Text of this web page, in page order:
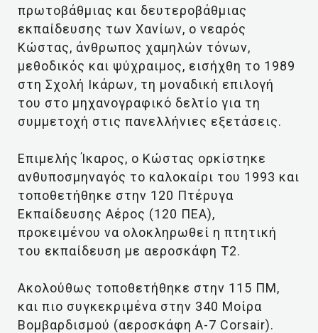
πρωτοβάθμιας και δευτεροβάθμιας
εκπαίδευσης των Χανίων, ο νεαρός
Κώστας, άνθρωπος χαμηλών τόνων,
μεθοδικός και ψύχραιμος, εισήχθη το 1989
στη Σχολή Ικάρων, τη μοναδική επιλογή
του στο μηχανογραφικό δελτίο για τη
συμμετοχή στις πανελλήνιες εξετάσεις.
Επιμελής Ίκαρος, ο Κώστας ορκίστηκε
ανθυποσμηναγός το καλοκαίρι του 1993 και
τοποθετήθηκε στην 120 Πτέρυγα
Εκπαίδευσης Αέρος (120 ΠΕΑ),
προκειμένου να ολοκληρωθεί η πτητική
του εκπαίδευση με αεροσκάφη Τ2.
Ακολούθως τοποθετήθηκε στην 115 ΠΜ,
και πιο συγκεκριμένα στην 340 Mοίρα
Βομβαρδισμού (αεροσκάφη Α-7 Corsair).